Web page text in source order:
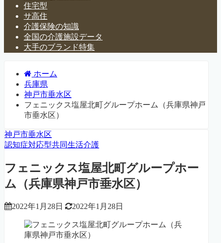
住宅型
サ高住
介護保険の知識
全国の介護施設データ
大手のブランド特集
ホーム
兵庫県
神戸市垂水区
フェニックス塩屋北町グループホーム（兵庫県神戸
市垂水区）
神戸市垂水区
認知症対応型共同生活介護
フェニックス塩屋北町グループホー
ム（兵庫県神戸市垂水区）
2022年1月28日 2022年1月28日